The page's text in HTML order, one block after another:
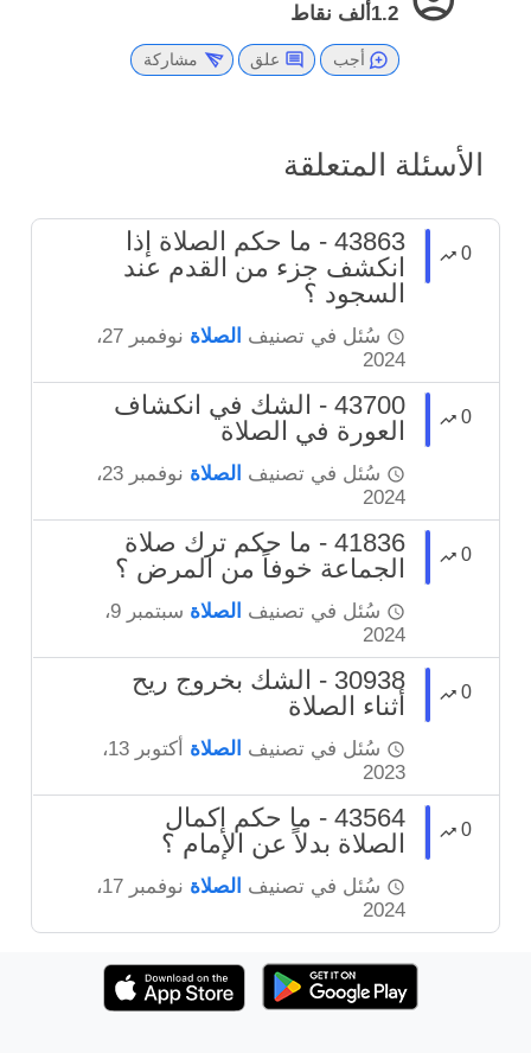
1.2ألف
نقاط
أجب علق مشاركة
الأسئلة المتعلقة
0
43863 - ما حكم الصلاة إذا
انكشف جزء من القدم عند
السجود ؟
سُئل في تصنيف الصلاة
نوفمبر 27،
2024
0
43700 - الشك في انكشاف
العورة في الصلاة
سُئل في تصنيف الصلاة
نوفمبر 23،
2024
0
41836 - ما حكم ترك صلاة
الجماعة خوفاً من المرض ؟
سُئل في تصنيف الصلاة
سبتمبر 9،
2024
0
30938 - الشك بخروج ريح
أثناء الصلاة
سُئل في تصنيف الصلاة
أكتوبر 13،
2023
0
43564 - ما حكم إكمال
الصلاة بدلاً عن الإمام ؟
سُئل في تصنيف الصلاة
نوفمبر 17،
2024